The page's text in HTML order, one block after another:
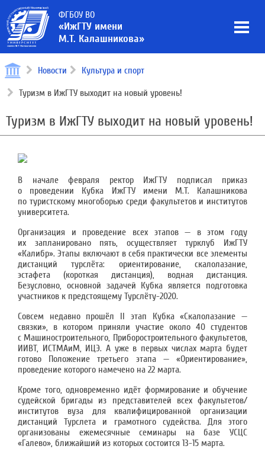
ФГБОУ ВО
«ИжГТУ имени
М.Т. Калашникова»
Новости Культура и спорт
Туризм в ИжГТУ выходит на новый уровень!
Туризм в ИжГТУ выходит на новый уровень!
В начале февраля ректор ИжГТУ подписал приказ
о проведении Кубка ИжГТУ имени М.Т. Калашникова
по туристскому многоборью среди факультетов и институтов
университета.
Организация и проведение всех этапов — в этом году
их запланировано пять, осуществляет турклуб ИжГТУ
«Калибр». Этапы включают в себя практически все элементы
дистанций турслёта: ориентирование, скалолазание,
эстафета (короткая дистанция), водная дистанция.
Безусловно, основной задачей Кубка является подготовка
участников к предстоящему Турслёту-2020.
Совсем недавно прошёл II этап Кубка «Скалолазание —
связки», в котором приняли участие около 40 студентов
с Машиностроительного, Приборостроительного факультетов,
ИИВТ, ИСТМАиМ, ИЦЭ. А уже в первых числах марта будет
готово Положение третьего этапа — «Ориентирование»,
проведение которого намечено на 22 марта.
Кроме того, одновременно идёт формирование и обучение
судейской бригады из представителей всех факультетов/
институтов вуза для квалифицированной организации
дистанций Турслета и грамотного судейства. Для этого
организованы ежемесячные семинары на базе УСЦС
«Галево», ближайший из которых состоится 13-15 марта.